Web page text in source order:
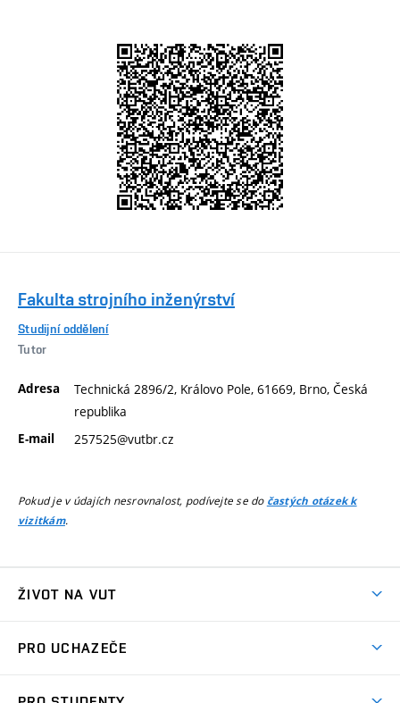
Fakulta strojního inženýrství
Studijní oddělení
Tutor
Adresa
Technická 2896/2, Královo Pole, 61669, Brno, Česká
republika
E-mail 257525@vutbr.cz
Pokud je v údajích nesrovnalost, podívejte se do častých otázek k
vizitkám.
ŽIVOT NA VUT
Koleje
PRO UCHAZEČE